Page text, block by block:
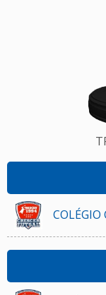
COLÉGIO